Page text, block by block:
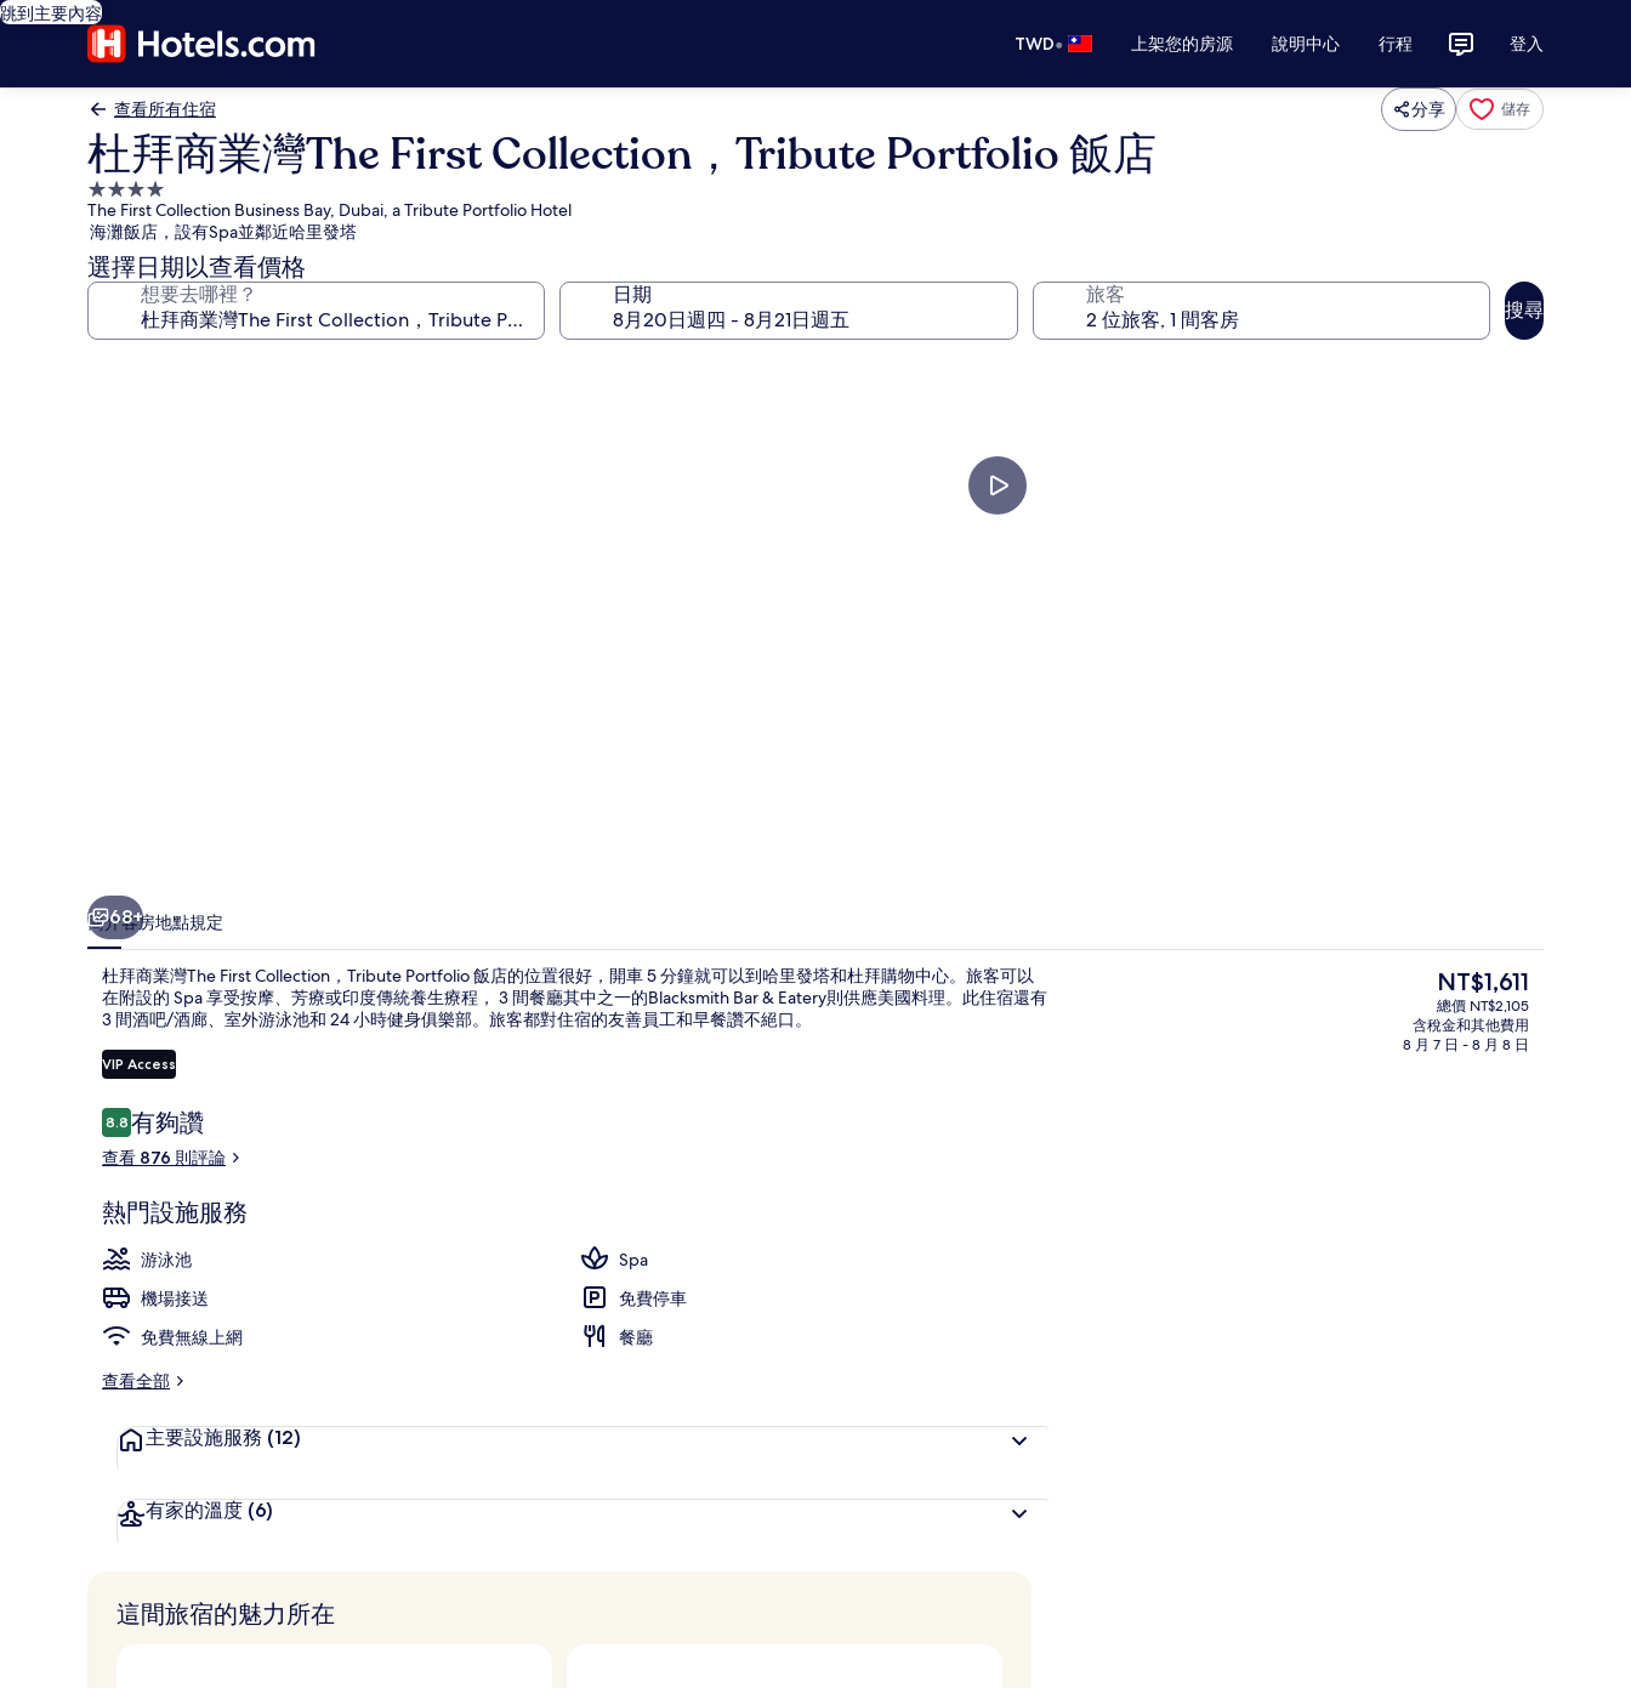
跳到主要內容
TWD• 上架您的房源 說明中心 行程 登入
查看所有住宿 分享 儲存
杜拜商業灣The First Collection，Tribute Portfolio 飯店
4.0
星
級
住
宿
The First Collection Business Bay, Dubai, a Tribute Portfolio Hotel
海灘飯店，設有Spa並鄰近哈里發塔
選擇日期以查看價格
想要去哪裡？ 日期 旅客
搜尋
片
集
大廳休息區
68+
簡介客房地點規定
杜拜商業灣The First Collection，Tribute Portfolio 飯店的位置很好，開車 5 分鐘就可以到哈里發塔和杜拜購物中心。旅客可以
在附設的 Spa 享受按摩、芳療或印度傳統養生療程， 3 間餐廳其中之一的Blacksmith Bar & Eatery則供應美國料理。此住宿還有
3 間酒吧/酒廊、室外游泳池和 24 小時健身俱樂部。旅客都對住宿的友善員工和早餐讚不絕口。
VIP Access
評
論
8.88.8 分，滿分 10 分，
有夠讚
查看 876 則評論
熱門設施服務
游泳池
Spa
機場接送
免費停車
免費無線上網
餐廳
查看全部
主要設施服務 (12)
有家的溫度 (6)
目
前
的
價
NT$1,611
總價 NT$2,105
含稅金和其他費用
8 月 7 日 - 8 月 8 日
這間旅宿的魅力所在